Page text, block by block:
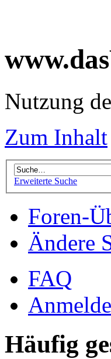
Nutzung
Zum Inhalt
Erweiterte Suche
Foren-
Ändere
FAQ
Häufig